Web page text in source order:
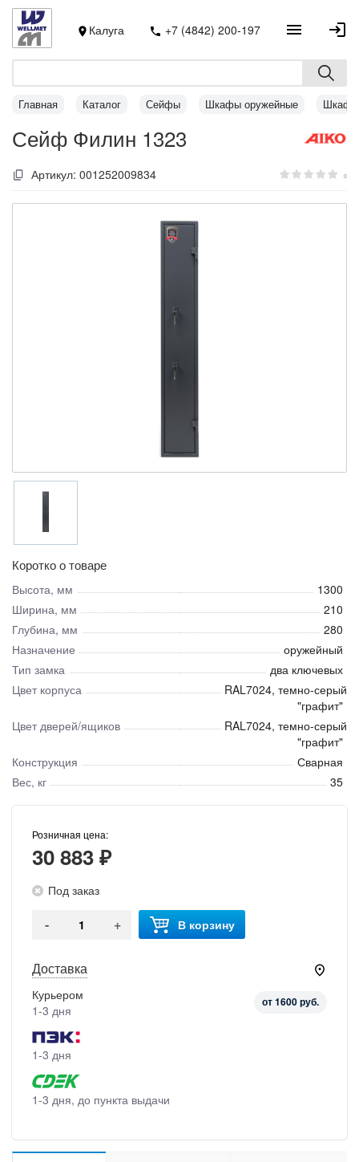
Калуга +7 (4842) 200-197
Главная Каталог Сейфы Шкафы оружейные Шкафы
Сейф Филин 1323
Артикул: 001252009834 0
Коротко о товаре
Высота, мм
1300
Ширина, мм
210
Глубина, мм
280
Назначение
оружейный
Тип замка
два ключевых
Цвет корпуса
RAL7024, темно-серый
"графит"
Цвет дверей/ящиков
RAL7024, темно-серый
"графит"
Конструкция
Сварная
Вес, кг
35
Розничная цена:
30 883 ₽
Под заказ
- + В корзину
Доставка
Курьером
1-3 дня
от 1600 руб.
1-3 дня
1-3 дня, до пункта выдачи